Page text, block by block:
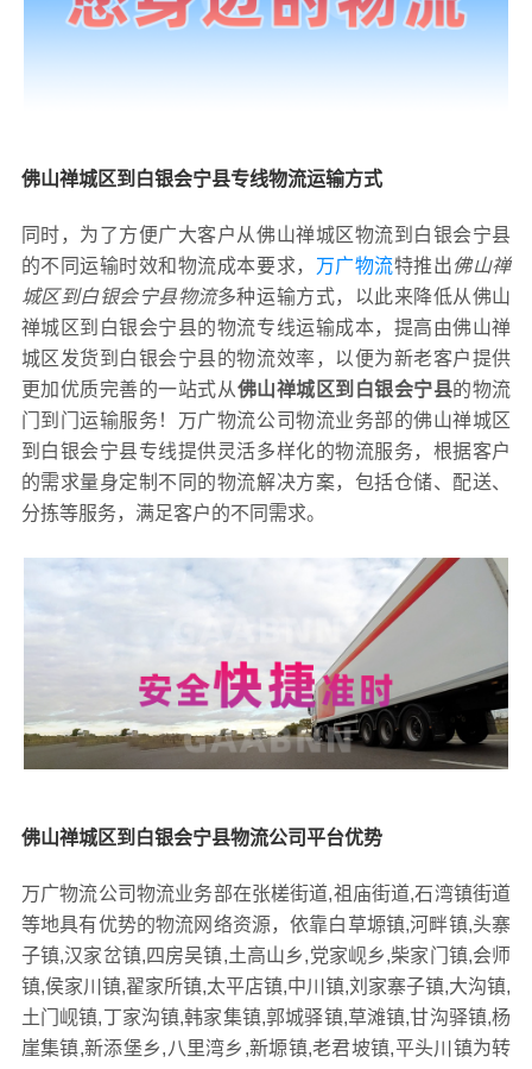
佛山禅城区到白银会宁县专线物流运输方式
同时，为了方便广大客户从佛山禅城区物流到白银会宁县
的不同运输时效和物流成本要求， 万广物流特推出佛山禅
城区到白银会宁县物流多种运输方式，以此来降低从佛山
禅城区到白银会宁县的物流专线运输成本，提高由佛山禅
城区发货到白银会宁县的物流效率，以便为新老客户提供
更加优质完善的一站式从佛山禅城区到白银会宁县的物流
门到门运输服务！万广物流公司物流业务部的佛山禅城区
到白银会宁县专线提供灵活多样化的物流服务，根据客户
的需求量身定制不同的物流解决方案，包括仓储、配送、
分拣等服务，满足客户的不同需求。
佛山禅城区到白银会宁县物流公司平台优势
万广物流公司物流业务部在张槎街道,祖庙街道,石湾镇街道
等地具有优势的物流网络资源，依靠白草塬镇,河畔镇,头寨
子镇,汉家岔镇,四房吴镇,土高山乡,党家岘乡,柴家门镇,会师
镇,侯家川镇,翟家所镇,太平店镇,中川镇,刘家寨子镇,大沟镇,
土门岘镇,丁家沟镇,韩家集镇,郭城驿镇,草滩镇,甘沟驿镇,杨
崖集镇,新添堡乡,八里湾乡,新塬镇,老君坡镇,平头川镇为转